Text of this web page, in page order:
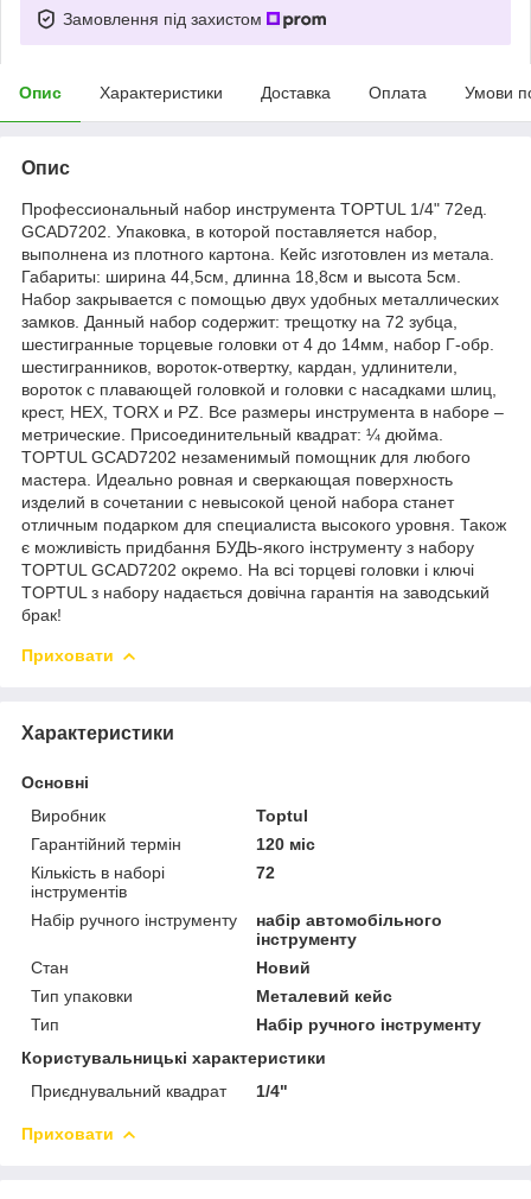
Замовлення під захистом
Опис Характеристики Доставка Оплата Умови
Опис
Профессиональный набор инструмента TOPTUL 1/4" 72ед.
GCAD7202. Упаковка, в которой поставляется набор,
выполнена из плотного картона. Кейс изготовлен из метала.
Габариты: ширина 44,5см, длинна 18,8см и высота 5см.
Набор закрывается с помощью двух удобных металлических
замков. Данный набор содержит: трещотку на 72 зубца,
шестигранные торцевые головки от 4 до 14мм, набор Г-обр.
шестигранников, вороток-отвертку, кардан, удлинители,
вороток с плавающей головкой и головки с насадками шлиц,
крест, HEX, TORX и PZ. Все размеры инструмента в наборе –
метрические. Присоединительный квадрат: ¼ дюйма.
TOPTUL GCAD7202 незаменимый помощник для любого
мастера. Идеально ровная и сверкающая поверхность
изделий в сочетании с невысокой ценой набора станет
отличным подарком для специалиста высокого уровня. Також
є можливість придбання БУДЬ-якого інструменту з набору
TOPTUL GCAD7202 окремо. На всі торцеві головки і ключі
TOPTUL з набору надається довічна гарантія на заводський
брак!
Приховати
Характеристики
Основні
Виробник
Toptul
Гарантійний термін
120 міс
Кількість в наборі
інструментів
72
Набір ручного інструменту
набір автомобільного
інструменту
Стан
Новий
Тип упаковки
Металевий кейс
Тип
Набір ручного інструменту
Користувальницькі характеристики
Приєднувальний квадрат
1/4"
Приховати